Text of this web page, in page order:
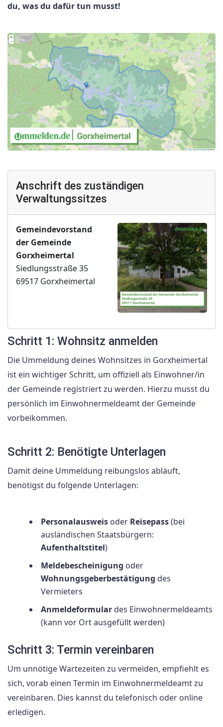
du, was du dafür tun musst!
Anschrift des zuständigen
Verwaltungssitzes
Gemeindevorstand
der Gemeinde
Gorxheimertal
Siedlungsstraße 35
69517 Gorxheimertal
Schritt 1: Wohnsitz anmelden
Die Ummeldung deines Wohnsitzes in Gorxheimertal
ist ein wichtiger Schritt, um offiziell als Einwohner/in
der Gemeinde registriert zu werden. Hierzu musst du
persönlich im Einwohnermeldeamt der Gemeinde
vorbeikommen.
Schritt 2: Benötigte Unterlagen
Damit deine Ummeldung reibungslos abläuft,
benötigst du folgende Unterlagen:
Personalausweis oder Reisepass(bei
ausländischen Staatsbürgern:
Aufenthaltstitel)
Meldebescheinigung oder
Wohnungsgeberbestätigung des
Vermieters
Anmeldeformular des Einwohnermeldeamts
(kann vor Ort ausgefüllt werden)
Schritt 3: Termin vereinbaren
Um unnötige Wartezeiten zu vermeiden, empfiehlt es
sich, vorab einen Termin im Einwohnermeldeamt zu
vereinbaren. Dies kannst du telefonisch oder online
erledigen.